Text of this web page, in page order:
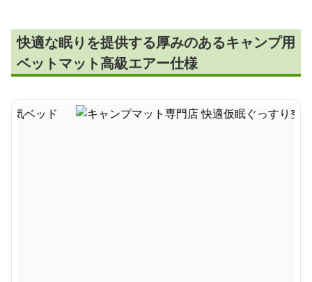
快適な眠りを提供する厚みのあるキャンプ用
ベットマット高級エアー仕様